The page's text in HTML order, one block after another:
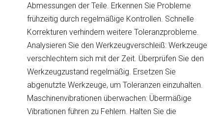
Abmessungen der Teile. Erkennen Sie Probleme
frühzeitig durch regelmäßige Kontrollen. Schnelle
Korrekturen verhindern weitere Toleranzprobleme.
Analysieren Sie den Werkzeugverschleiß: Werkzeuge
verschlechtern sich mit der Zeit. Überprüfen Sie den
Werkzeugzustand regelmäßig. Ersetzen Sie
abgenutzte Werkzeuge, um Toleranzen einzuhalten.
Maschinenvibrationen überwachen: Übermäßige
Vibrationen führen zu Fehlern. Halten Sie die